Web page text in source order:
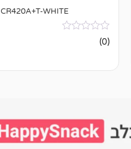
CR420A+T-WHITE
אין
ביקורות
(0)